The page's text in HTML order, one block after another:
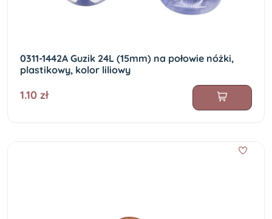
0311-1442A Guzik 24L (15mm) na połowie nóżki,
plastikowy, kolor liliowy
1.10 zł